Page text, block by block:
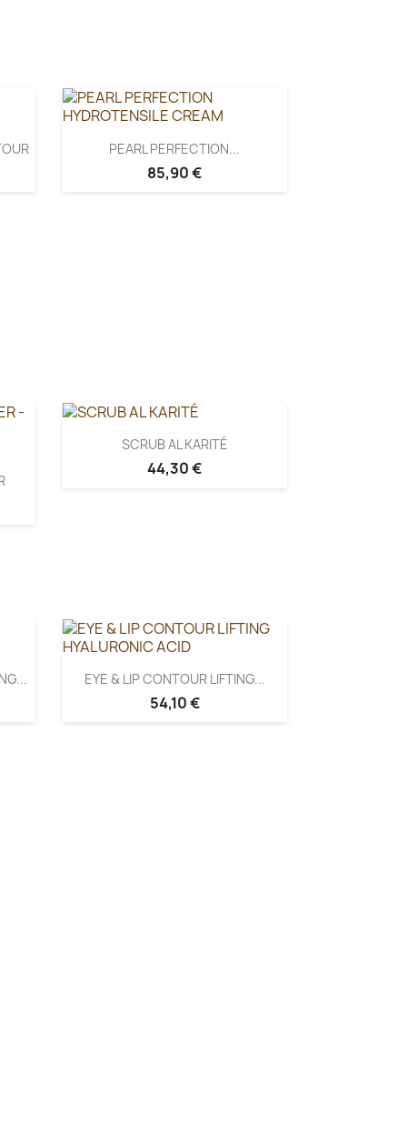
PEARL PERFECTION...
85,90 €
SCRUB AL KARITÉ
44,30 €
EYE & LIP CONTOUR LIFTING...
54,10 €